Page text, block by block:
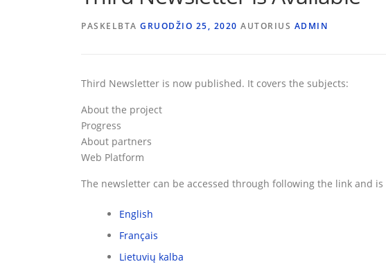
PASKELBTA GRUODŽIO 25, 2020 AUTORIUS ADMIN
Third Newsletter is now published. It covers the subjects:
About the project
Progress
About partners
Web Platform
The newsletter can be accessed through following the link and
English
Français
Lietuvių kalba